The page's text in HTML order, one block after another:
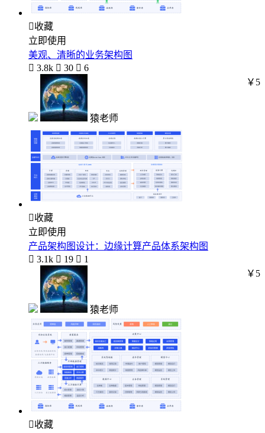
收藏
立即使用
美观、清晰的业务架构图
 3.8k  30  6
猿老师
￥5
收藏
立即使用
产品架构图设计：边缘计算产品体系架构图
 3.1k  19  1
猿老师
￥5
收藏